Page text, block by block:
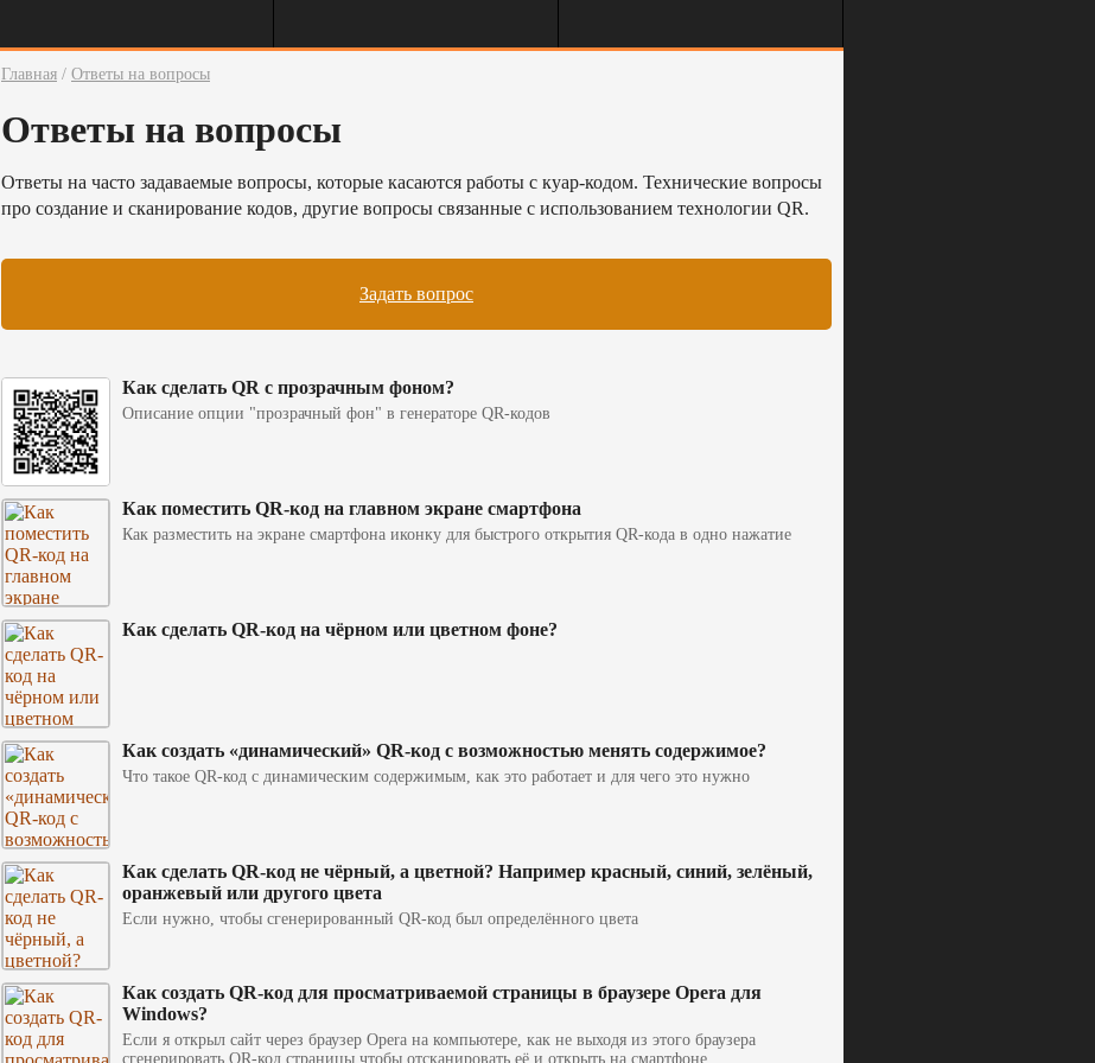
Главная / Ответы на вопросы
Ответы на вопросы
Ответы на часто задаваемые вопросы, которые касаются работы с куар-кодом. Технические вопросы
про создание и сканирование кодов, другие вопросы связанные с использованием технологии QR.
Задать вопрос
Как сделать QR с прозрачным фоном?
Описание опции "прозрачный фон" в генераторе QR-кодов
Как поместить QR-код на главном экране смартфона
Как разместить на экране смартфона иконку для быстрого открытия QR-кода в одно нажатие
Как сделать QR-код на чёрном или цветном фоне?
Как создать «динамический» QR-код с возможностью менять содержимое?
Что такое QR-код с динамическим содержимым, как это работает и для чего это нужно
Как сделать QR-код не чёрный, а цветной? Например красный, синий, зелёный,
оранжевый или другого цвета
Если нужно, чтобы сгенерированный QR-код был определённого цвета
Как создать QR-код для просматриваемой страницы в браузере Opera для
Windows?
Если я открыл сайт через браузер Opera на компьютере, как не выходя из этого браузера
сгенерировать QR-код страницы чтобы отсканировать её и открыть на смартфоне